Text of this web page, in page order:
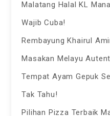
Malatang Halal KL
Wajib Cuba!
Rembayung Khairul
Masakan Melayu
Tempat Ayam Gepuk
Tak Tahu!
Pilihan Pizza Terbaik